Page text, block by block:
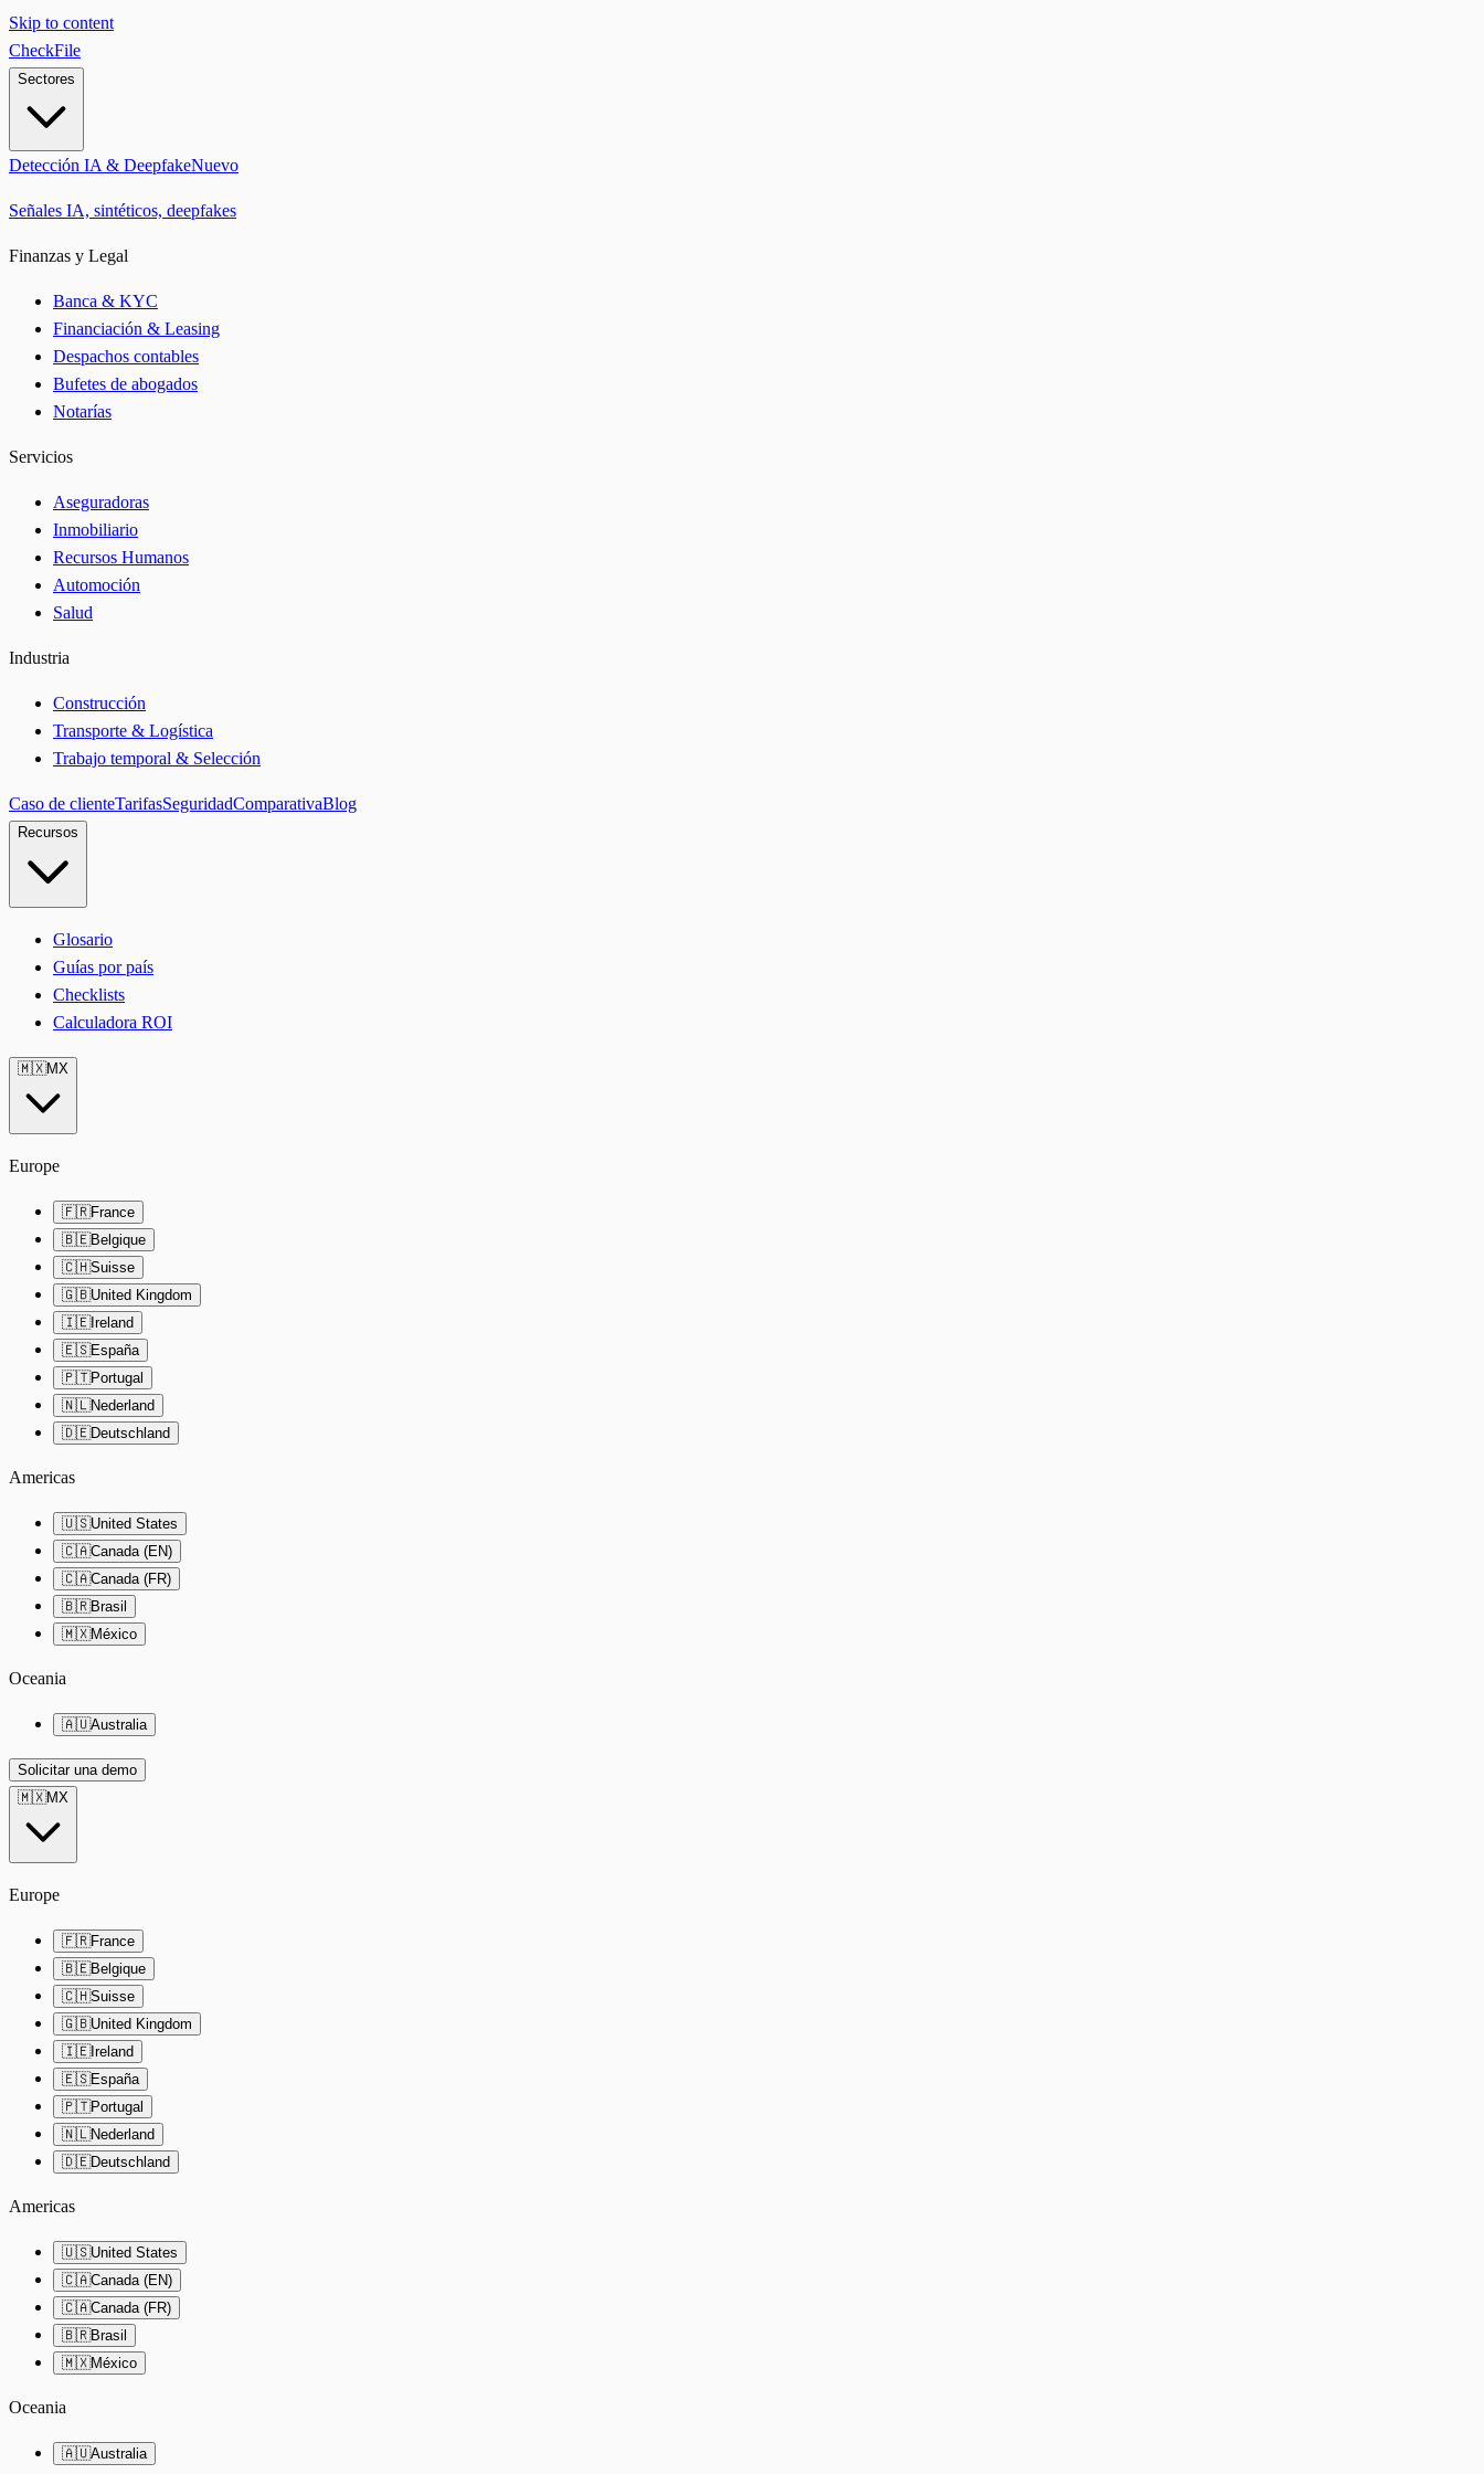
Skip to content
CheckFile
Sectores
Detección IA & DeepfakeNuevo
Señales IA, sintéticos, deepfakes
Finanzas y Legal
Banca & KYC
Financiación & Leasing
Despachos contables
Bufetes de abogados
Notarías
Servicios
Aseguradoras
Inmobiliario
Recursos Humanos
Automoción
Salud
Industria
Construcción
Transporte & Logística
Trabajo temporal & Selección
Caso de clienteTarifasSeguridadComparativaBlog
Recursos
Glosario
Guías por país
Checklists
Calculadora ROI
🇲🇽MX
Europe
🇫🇷France
🇧🇪Belgique
🇨🇭Suisse
🇬🇧United Kingdom
🇮🇪Ireland
🇪🇸España
🇵🇹Portugal
🇳🇱Nederland
🇩🇪Deutschland
Americas
🇺🇸United States
🇨🇦Canada (EN)
🇨🇦Canada (FR)
🇧🇷Brasil
🇲🇽México
Oceania
🇦🇺Australia
Solicitar una demo
🇲🇽MX
Europe
🇫🇷France
🇧🇪Belgique
🇨🇭Suisse
🇬🇧United Kingdom
🇮🇪Ireland
🇪🇸España
🇵🇹Portugal
🇳🇱Nederland
🇩🇪Deutschland
Americas
🇺🇸United States
🇨🇦Canada (EN)
🇨🇦Canada (FR)
🇧🇷Brasil
🇲🇽México
Oceania
🇦🇺Australia